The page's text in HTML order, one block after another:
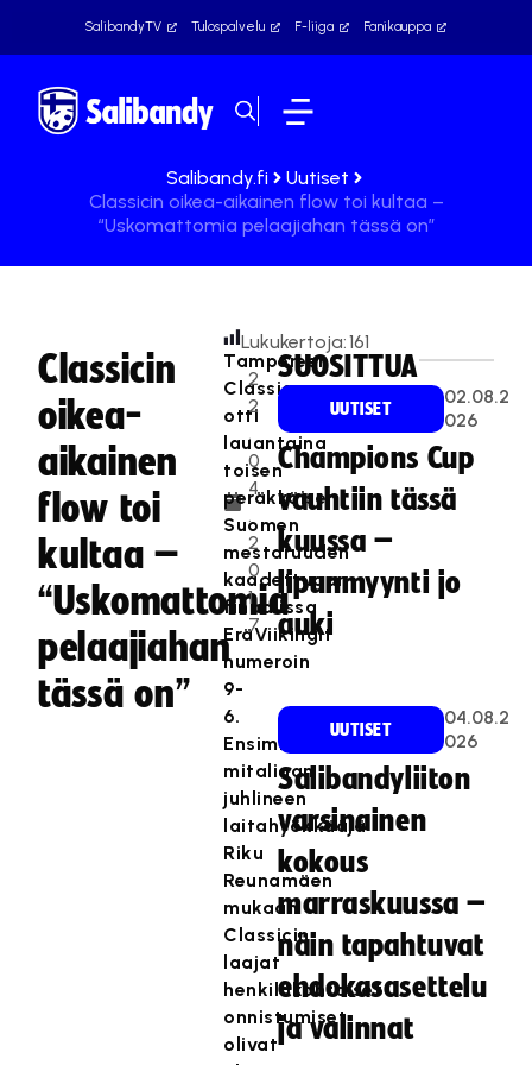
SalibandyTV Tulospalvelu F-liiga Fanikauppa
Salibandy.fi
Uutiset
Classicin oikea-aikainen flow toi kultaa –
“Uskomattomia pelaajiahan tässä on”
Classicin
oikea-
aikainen
flow toi
kultaa –
“Uskomattomia
pelaajiahan
tässä on”
2
2
.
0
4
.
2
0
1
7
Lukukertoja:161
Tampereen
Classic
otti
lauantaina
toisen
peräkkäisen
Suomen
mestaruuden
kaadettuaan
finaalissa
EräViikingit
numeroin
9-
6.
Ensimmäistä
mitaliaan
juhlineen
laitahyökkääjä
Riku
Reunamäen
mukaan
Classicin
laajat
henkilökohtaiset
onnistumiset
olivat
SUOSITTUA
UUTISET
02.08.2
026
Champions Cup
vauhtiin tässä
kuussa –
lipunmyynti jo
auki
UUTISET
04.08.2
026
Salibandyliiton
varsinainen
kokous
marraskuussa –
näin tapahtuvat
ehdokasasettelu
ja valinnat